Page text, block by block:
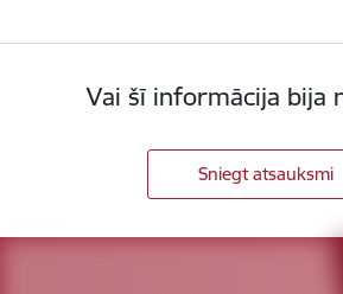
Vai šī informācija bija
Sniegt atsauksmi